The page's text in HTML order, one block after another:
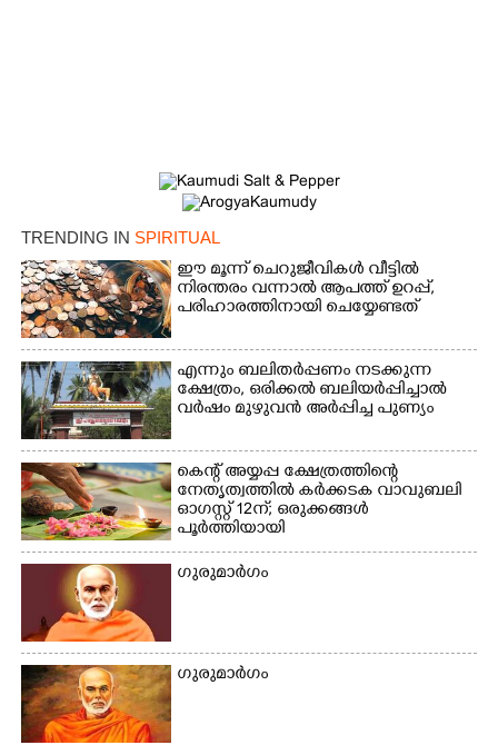
TRENDING IN SPIRITUAL
ഈ മൂന്ന് ചെറുജീവികൾ വീട്ടിൽ
നിരന്തരം വന്നാൽ ആപത്ത് ഉറപ്പ്,​
പരിഹാരത്തിനായി ചെയ്യേണ്ടത്
എന്നും ബലിതർപ്പണം നടക്കുന്ന
ക്ഷേത്രം,​ ഒരിക്കൽ ബലിയർപ്പിച്ചാൽ
വർഷം മുഴുവൻ അർപ്പിച്ച പുണ്യം
കെന്റ് അയ്യപ്പ ക്ഷേത്രത്തിന്റെ
നേതൃത്വത്തിൽ കർക്കടക വാവുബലി
ഓഗസ്റ്റ് 12ന്; ഒരുക്കങ്ങൾ
പൂർത്തിയായി
ഗുരുമാർഗം
ഗുരുമാർഗം
×
Share this link